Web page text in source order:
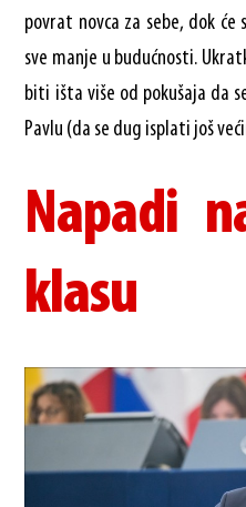
povrat novca za sebe, dok
sve manje u budućnosti.
biti išta više od pokušaja da
Pavlu (da se dug isplati još
Napadi
klasu